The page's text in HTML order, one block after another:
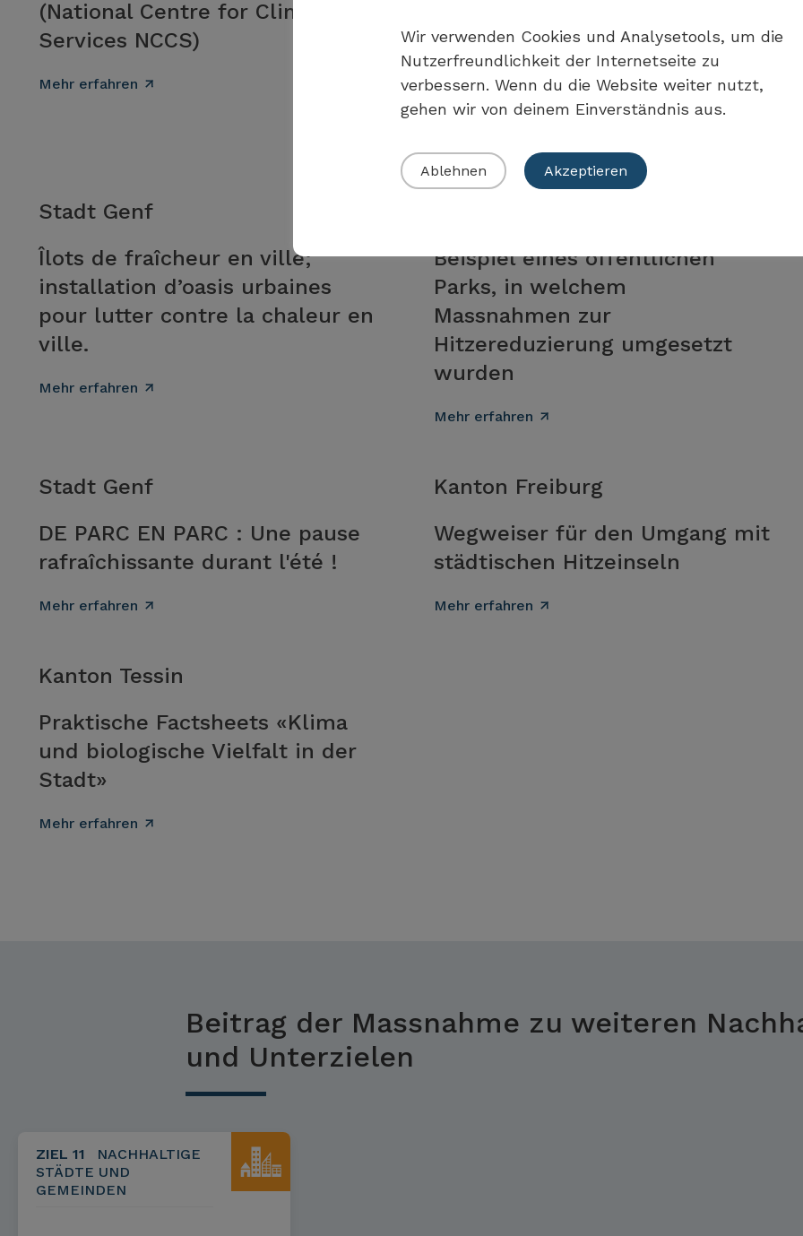
(National Centre for Climate
Services NCCS)
Mehr erfahren
Klimaanpassungsmassnahmen
(National Centre for Climate
Services NCCS)
Stadt Genf
Îlots de fraîcheur en ville;
installation d’oasis urbaines
pour lutter contre la chaleur en
ville.
Mehr erfahren
Beispiel eines öffentlichen
Parks, in welchem
Massnahmen zur
Hitzereduzierung umgesetzt
wurden
Mehr erfahren
Stadt Genf
DE PARC EN PARC : Une pause
rafraîchissante durant l'été !
Mehr erfahren
Kanton Freiburg
Wegweiser für den Umgang mit
städtischen Hitzeinseln
Mehr erfahren
Kanton Tessin
Praktische Factsheets «Klima
und biologische Vielfalt in der
Stadt»
Mehr erfahren
Beitrag der Massnahme zu weiteren
und Unterzielen
ZIEL 11
NACHHALTIGE
STÄDTE UND
GEMEINDEN
Wir verwenden Cookies und Analysetools, um die
Nutzerfreundlichkeit der Internetseite zu
verbessern. Wenn du die Website weiter nutzt,
gehen wir von deinem Einverständnis aus.
Ablehnen Akzeptieren